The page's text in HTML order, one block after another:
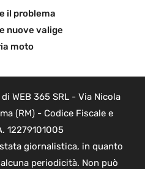
il problema
nuove valige
moto
WEB 365 SRL - Via Nicola
(RM) - Codice Fiscale e
12279101005
giornalistica, in quanto
periodicità. Non può